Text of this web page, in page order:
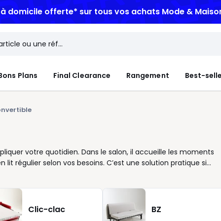
Plans Final Clearance Rangement Best-
votre quotidien. Dans le salon, il accueille les moments
régulier selon vos besoins. C’est une solution pratique si
rapide. Velours, tissu chiné, bouclette, lignes droites
votre style et votre rythme. Pensez aussi aux détails qui
Clic-clac BZ